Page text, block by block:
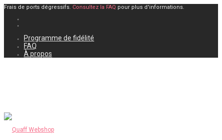
Frais de ports dégressifs. Consultez la FAQ pour plus d'informations.
Programme de fidélité
FAQ
À propos